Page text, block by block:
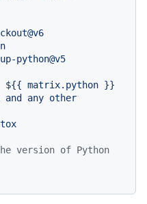
python@v5
${{ matrix.python }}
and any other
tox
version of Python